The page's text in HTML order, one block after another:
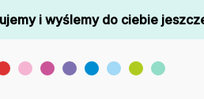
i wyślemy do ciebie